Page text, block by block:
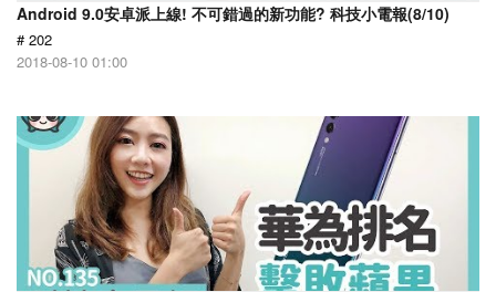
Android 9.0安卓派上線! 不可錯過的新功能? 科技小電報(8/10)
# 202
2018-08-10 01:00